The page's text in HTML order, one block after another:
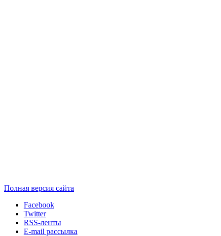
Полная версия сайта
Facebook
Twitter
RSS-ленты
E-mail рассылка